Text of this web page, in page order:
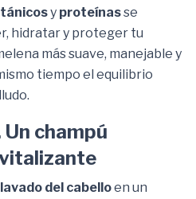
y proteínasse
hidratar y proteger tu
más suave, manejable y
tiempo el equilibrio
champú
del cabelloen un